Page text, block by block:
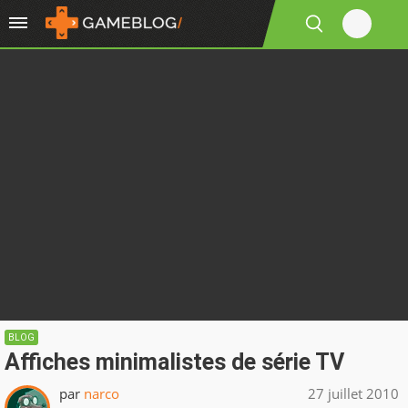
BLOG
Affiches minimalistes de série TV
par narco 27 juillet 2010